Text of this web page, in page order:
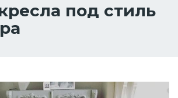
под стиль